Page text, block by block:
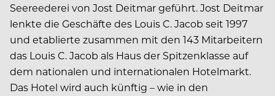
Seereederei von Jost Deitmar geführt. Jost Deitmar
lenkte die Geschäfte des Louis C. Jacob seit 1997
und etablierte zusammen mit den 143 Mitarbeitern
das Louis C. Jacob als Haus der Spitzenklasse auf
dem nationalen und internationalen Hotelmarkt.
Das Hotel wird auch künftig – wie in den